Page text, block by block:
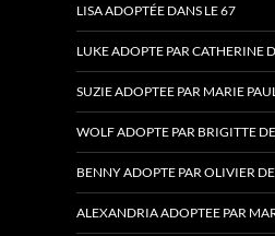
LISA ADOPTÉE DANS LE 67
LUKE ADOPTE PAR CATHERINE
SUZIE ADOPTEE PAR MARIE
WOLF ADOPTE PAR BRIGITTE
BENNY ADOPTE PAR OLIVIER
ALEXANDRIA ADOPTEE PAR